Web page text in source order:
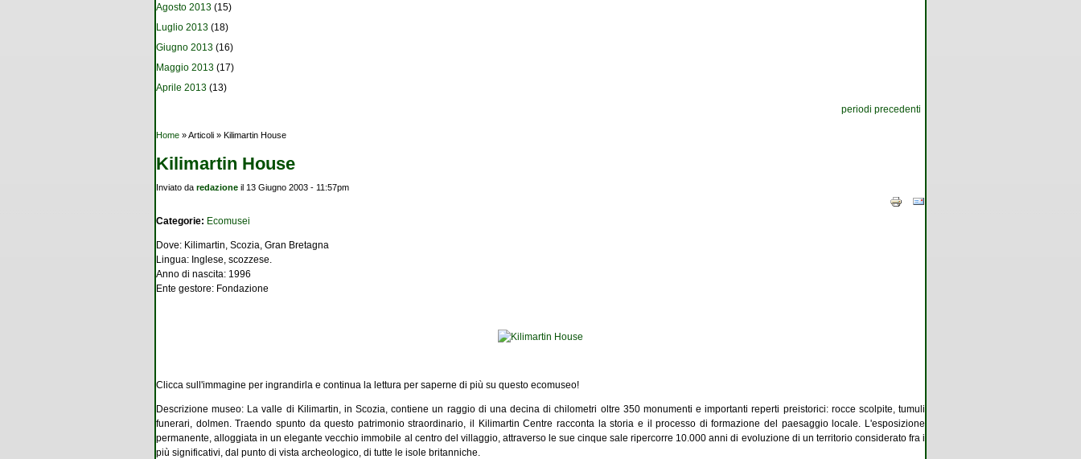
Agosto 2013 (15)
Luglio 2013 (18)
Giugno 2013 (16)
Maggio 2013 (17)
Aprile 2013 (13)
periodi precedenti
Tu sei qui
Home » Articoli » Kilimartin House
Kilimartin House
Inviato da redazione il 13 Giugno 2003 - 11:57pm
Categorie: Ecomusei
Dove: Kilimartin, Scozia, Gran Bretagna
Lingua: Inglese, scozzese.
Anno di nascita: 1996
Ente gestore: Fondazione
Clicca sull'immagine per ingrandirla e continua la lettura per saperne di più su questo ecomuseo!
Descrizione museo: La valle di Kilimartin, in Scozia, contiene un raggio di una decina di chilometri oltre 350 monumenti e importanti reperti preistorici: rocce scolpite, tumuli
funerari, dolmen. Traendo spunto da questo patrimonio straordinario, il Kilimartin Centre racconta la storia e il processo di formazione del paesaggio locale. L'esposizione
permanente, alloggiata in un elegante vecchio immobile al centro del villaggio, attraverso le sue cinque sale ripercorre 10.000 anni di evoluzione di un territorio considerato fra i
più significativi, dal punto di vista archeologico, di tutte le isole britanniche.